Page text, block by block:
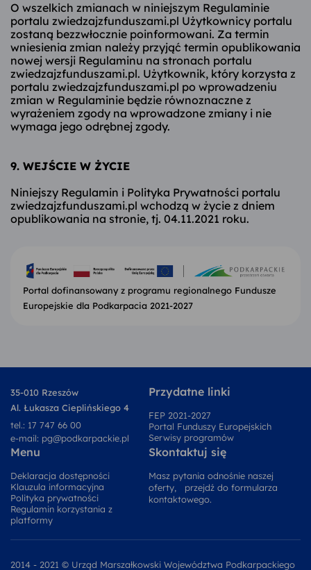
O wszelkich zmianach w niniejszym Regulaminie
portalu zwiedzajzfunduszami.pl Użytkownicy portalu
zostaną bezzwłocznie poinformowani. Za termin
wniesienia zmian należy przyjąć termin opublikowania
nowej wersji Regulaminu na stronach portalu
zwiedzajzfunduszami.pl. Użytkownik, który korzysta z
portalu zwiedzajzfunduszami.pl po wprowadzeniu
zmian w Regulaminie będzie równoznaczne z
wyrażeniem zgody na wprowadzone zmiany i nie
wymaga jego odrębnej zgody.
9. WEJŚCIE W ŻYCIE
Niniejszy Regulamin i Polityka Prywatności portalu
zwiedzajzfunduszami.pl wchodzą w życie z dniem
opublikowania na stronie, tj. 04.11.2021 roku.
Portal dofinansowany z programu regionalnego Fundusze
Europejskie dla Podkarpacia 2021-2027
35-010 Rzeszów
Al. Łukasza Cieplińskiego 4
tel.: 17 747 66 00
e-mail: pg@podkarpackie.pl
Przydatne linki
FEP 2021-2027
Portal Funduszy Europejskich
Serwisy programów
Menu
Deklaracja dostępności
Klauzula informacyjna
Polityka prywatności
Regulamin korzystania z
platformy
Skontaktuj się
Masz pytania odnośnie naszej
oferty, przejdź do formularza
kontaktowego.
2014 - 2021 © Urząd Marszałkowski Województwa Podkarpackiego